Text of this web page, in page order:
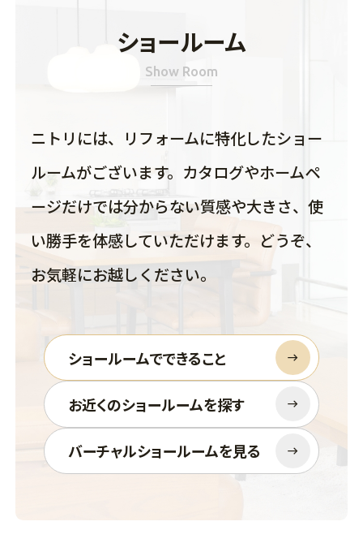
ショールーム
Show Room
ニトリには、リフォームに特化したショー
ルームがございます。カタログやホームペ
ージだけでは分からない質感や大きさ、使
い勝手を体感していただけます。どうぞ、
お気軽にお越しください。
ショールームでできること
お近くのショールームを探す
バーチャルショールームを見る